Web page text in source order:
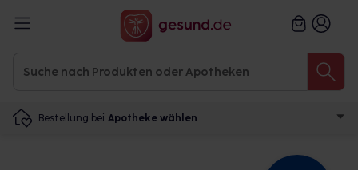
Bestellung bei Apotheke wählen